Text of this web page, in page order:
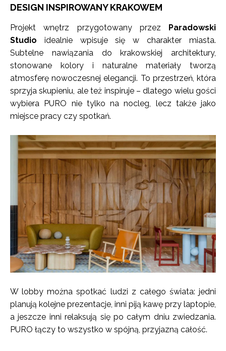
DESIGN INSPIROWANY KRAKOWEM
Projekt wnętrz przygotowany przez Paradowski
Studio idealnie wpisuje się w charakter miasta.
Subtelne nawiązania do krakowskiej architektury,
stonowane kolory i naturalne materiały tworzą
atmosferę nowoczesnej elegancji. To przestrzeń, która
sprzyja skupieniu, ale też inspiruje – dlatego wielu gości
wybiera PURO nie tylko na nocleg, lecz także jako
miejsce pracy czy spotkań.
W lobby można spotkać ludzi z całego świata: jedni
planują kolejne prezentacje, inni piją kawę przy laptopie,
a jeszcze inni relaksują się po całym dniu zwiedzania.
PURO łączy to wszystko w spójną, przyjazną całość.